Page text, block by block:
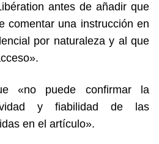
antes de añadir que
comentar una instrucción en
por naturaleza y al que
«no puede confirmar la
y fiabilidad de las
en el artículo».